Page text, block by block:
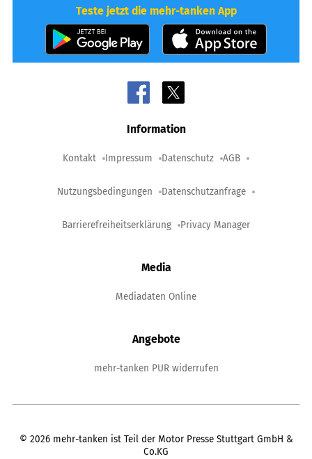
Teste jetzt die mehr-tanken App
Information
Kontakt Impressum Datenschutz AGB
Nutzungsbedingungen Datenschutzanfrage
Barrierefreiheitserklärung Privacy Manager
Media
Mediadaten Online
Angebote
mehr-tanken PUR widerrufen
© 2026 mehr-tanken ist Teil der Motor Presse Stuttgart GmbH &
Co.KG